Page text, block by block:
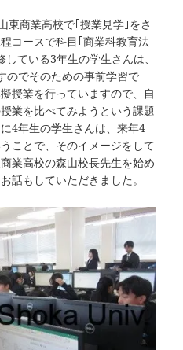
商業高校で｢授業見学｣をさ
コースで科目｢商業科教育法
ている3年生の学生さんは、
のでそのための事前学習で
授業を行っていますので、自
業を比べてみようという課題
4年生の学生さんは、来年4
ことで、そのイメージをして
業高校の森山校長先生を始め
話もしていただきました。